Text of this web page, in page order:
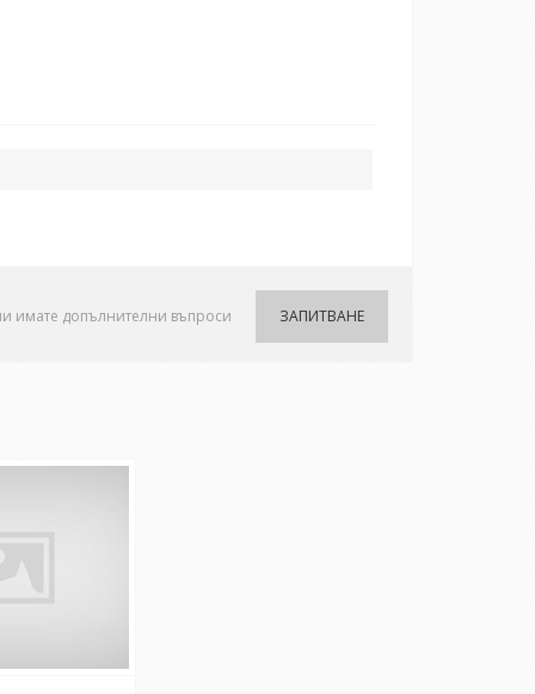
ЗАПИТВАНЕ
имате допълнителни въпроси